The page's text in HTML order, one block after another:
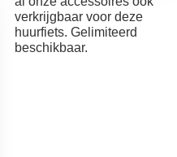
verkrijgbaar voor deze
huurfiets. Gelimiteerd
beschikbaar.